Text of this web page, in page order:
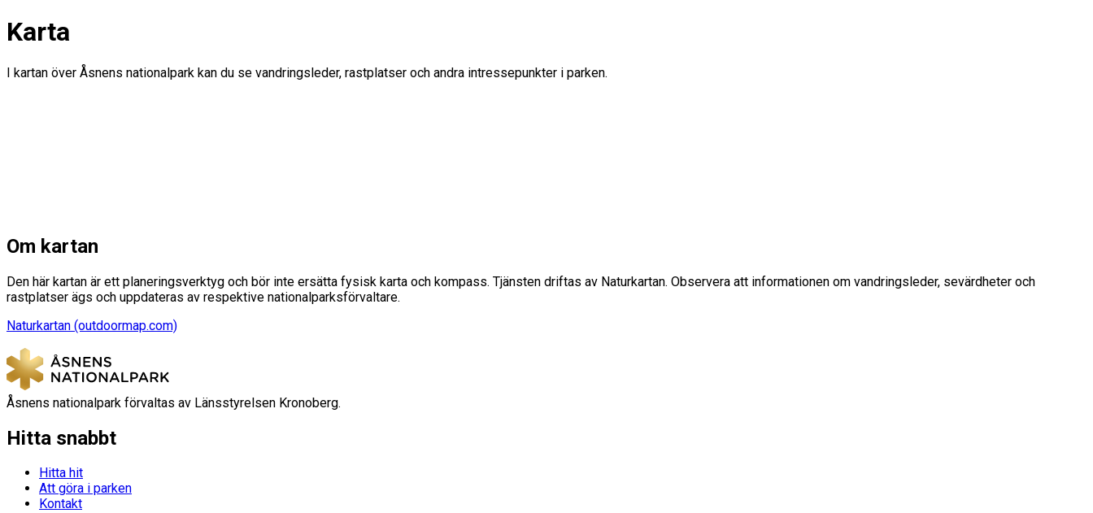
Karta
I kartan över Åsnens nationalpark kan du se vandringsleder, rastplatser och andra intressepunkter i parken.
Om kartan
Den här kartan är ett planeringsverktyg och bör inte ersätta fysisk karta och kompass. Tjänsten driftas av Naturkartan. Observera att informationen om vandringsleder, sevärdheter och
rastplatser ägs och uppdateras av respektive nationalparksförvaltare.
Naturkartan (outdoormap.com)
Åsnens nationalpark förvaltas av Länsstyrelsen Kronoberg.
Hitta snabbt
Hitta hit
Att göra i parken
Kontakt